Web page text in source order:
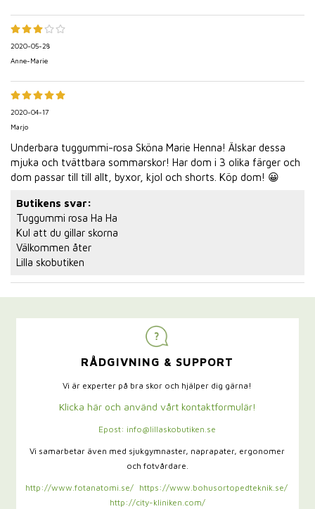
2020-05-28
Anne-Marie
2020-04-17
Marjo
Underbara tuggummi-rosa Sköna Marie Henna! Älskar dessa
mjuka och tvättbara sommarskor! Har dom i 3 olika färger och
dom passar till till allt, byxor, kjol och shorts. Köp dom! 😀
Butikens svar:
Tuggummi rosa Ha Ha
Kul att du gillar skorna
Välkommen åter
Lilla skobutiken
RÅDGIVNING & SUPPORT
Vi är experter på bra skor och hjälper dig gärna!
Klicka här och använd vårt kontaktformulär!
Epost: info@lillaskobutiken.se
Vi samarbetar även med sjukgymnaster, naprapater, ergonomer
och fotvårdare.
http://www.fotanatomi.se/
https://www.bohusortopedteknik.se/
http://city-kliniken.com/